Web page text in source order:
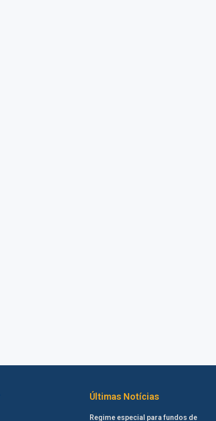
Últimas Notícias
Regime especial para fundos de